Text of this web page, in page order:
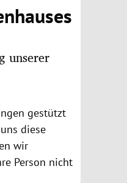
unserer
gestützt
diese
wir
Person nicht